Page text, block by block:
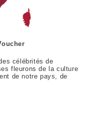
célébrités de
fleurons de la culture
de notre pays, de